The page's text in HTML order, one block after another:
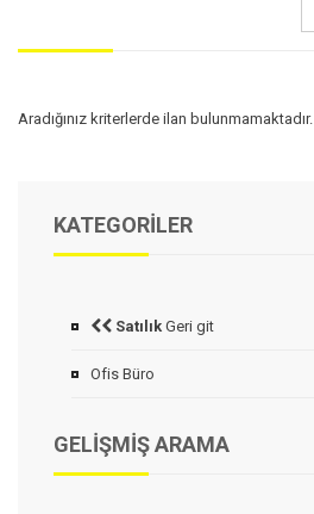
Aradığınız kriterlerde ilan bulunmamaktadır.
KATEGORILER
Satılık Geri git
Ofis Büro
GELIŞMIŞ ARAMA